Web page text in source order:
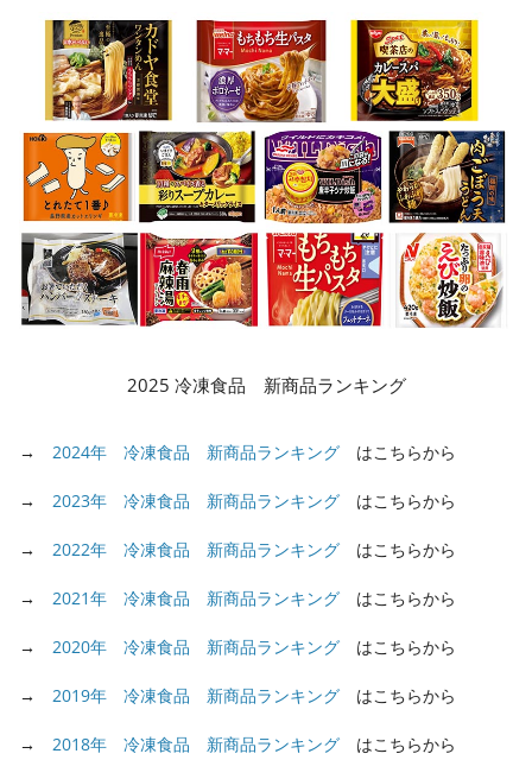
2025 冷凍食品 新商品ランキング
→ 2024年 冷凍食品 新商品ランキング はこちらから
→ 2023年 冷凍食品 新商品ランキング はこちらから
→ 2022年 冷凍食品 新商品ランキング はこちらから
→ 2021年 冷凍食品 新商品ランキング はこちらから
→ 2020年 冷凍食品 新商品ランキング はこちらから
→ 2019年 冷凍食品 新商品ランキング はこちらから
→ 2018年 冷凍食品 新商品ランキング はこちらから